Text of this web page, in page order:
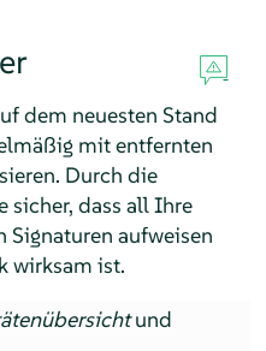
dem neuesten Stand
mit entfernten
Durch die
sicher, dass all Ihre
Signaturen aufweisen
wirksam ist.
und